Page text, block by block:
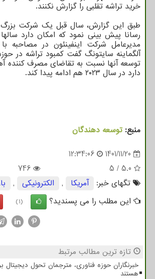
خرید تراشه تقلبی را گزارش نکنند.
طبق این گزارش، سال قبل یک شرکت بزرگ
رسانا پیش بینی نمود که امکان دارد
مدیرعامل شرکت اینفینئون در مصاحبه با
آلگماینه سایتونگ گفت کمبود تراشه در
توسعه آنها نسبت به تقاضای مصرف کننده
دارد در سال ۲۰۲۳ هم ادامه پیدا کند.
منبع: توسعه دهندگان
1401/11/20
12:34:06
5.0
/
5
746
تگهای خبر:
آمریكا , الكترونیكی ,
این مطلب را می پسندید؟
(1)
تازه ترین مطالب مرتبط
خبرنگاران حوزه فناوری، مترجمان تحول دیجیتال
هستند